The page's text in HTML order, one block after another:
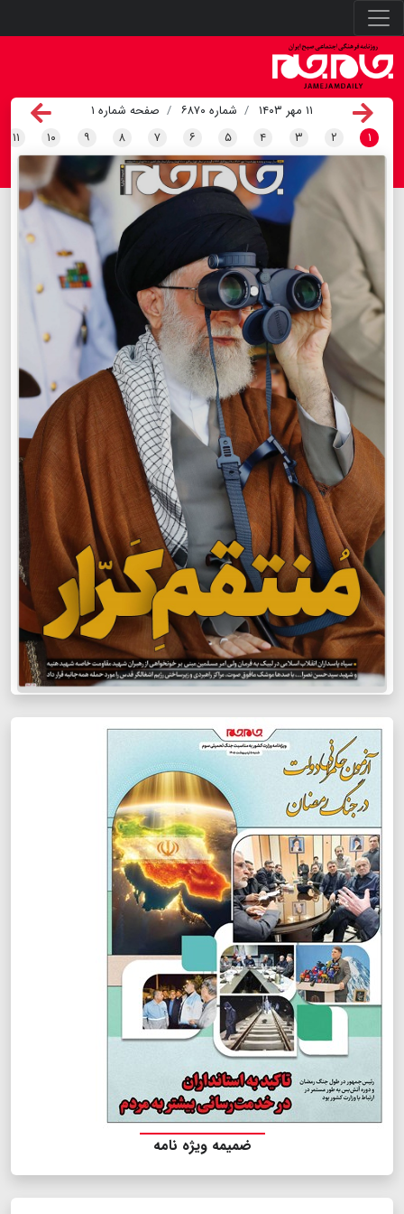
۱۱ مهر ۱۴۰۳ شماره ۶۸۷۰
صفحه شماره ۱
۱
۲ ۳ ۴ ۵ ۶ ۷ ۸ ۹ ۱۰ ۱۱
ضمیمه ویژه نامه